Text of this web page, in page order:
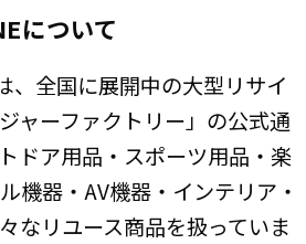
について
、全国に展開中の大型リサイ
ャーファクトリー」の公式通
ドア用品・スポーツ用品・楽
機器・AV機器・インテリア・
なリユース商品を扱っていま